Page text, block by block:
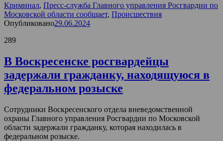
Криминал, Пресс-служба Главного управления Росгвардии по
Московской области сообщает, Происшествия
Опубликовано29.06.2024
289
В Воскресенске росгвардейцы
задержали гражданку, находящуюся в
федеральном розыске
Сотрудники Воскресенского отдела вневедомственной
охраны Главного управления Росгвардии по Московской
области задержали гражданку, которая находилась в
федеральном розыске.